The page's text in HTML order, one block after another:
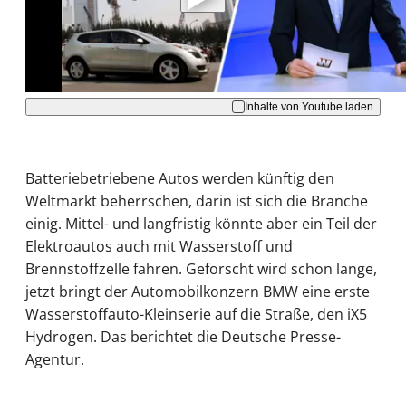
Hinweise dazu erhalten Sie in derDatenschutzerklärung
Akzeptieren
Inhalte von Youtube laden
Batteriebetriebene Autos werden künftig den
Weltmarkt beherrschen, darin ist sich die Branche
einig. Mittel- und langfristig könnte aber ein Teil der
Elektroautos auch mit Wasserstoff und
Brennstoffzelle fahren. Geforscht wird schon lange,
jetzt bringt der Automobilkonzern BMW eine erste
Wasserstoffauto-Kleinserie auf die Straße, den iX5
Hydrogen. Das berichtet die Deutsche Presse-
Agentur.